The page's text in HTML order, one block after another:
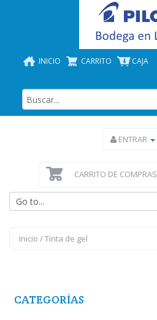
INICIO CARRITO CAJA
ENTRAR
CARRITO DE COMPRAS
Inicio /Tinta de gel
CATEGORÍAS